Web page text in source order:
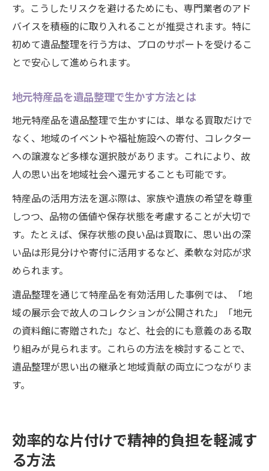
す。こうしたリスクを避けるためにも、専門業者のアド
バイスを積極的に取り入れることが推奨されます。特に
初めて遺品整理を行う方は、プロのサポートを受けるこ
とで安心して進められます。
地元特産品を遺品整理で生かす方法とは
地元特産品を遺品整理で生かすには、単なる買取だけで
なく、地域のイベントや福祉施設への寄付、コレクター
への譲渡など多様な選択肢があります。これにより、故
人の思い出を地域社会へ還元することも可能です。
特産品の活用方法を選ぶ際は、家族や遺族の希望を尊重
しつつ、品物の価値や保存状態を考慮することが大切で
す。たとえば、保存状態の良い品は買取に、思い出の深
い品は形見分けや寄付に活用するなど、柔軟な対応が求
められます。
遺品整理を通じて特産品を有効活用した事例では、「地
域の展示会で故人のコレクションが公開された」「地元
の資料館に寄贈された」など、社会的にも意義のある取
り組みが見られます。これらの方法を検討することで、
遺品整理が思い出の継承と地域貢献の両立につながりま
す。
効率的な片付けで精神的負担を軽減す
る方法